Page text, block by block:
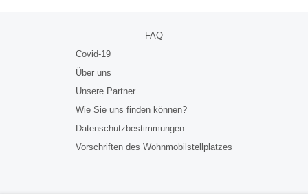
FAQ
Covid-19
Über uns
Unsere Partner
Wie Sie uns finden können?
Datenschutzbestimmungen
Vorschriften des Wohnmobilstellplatzes